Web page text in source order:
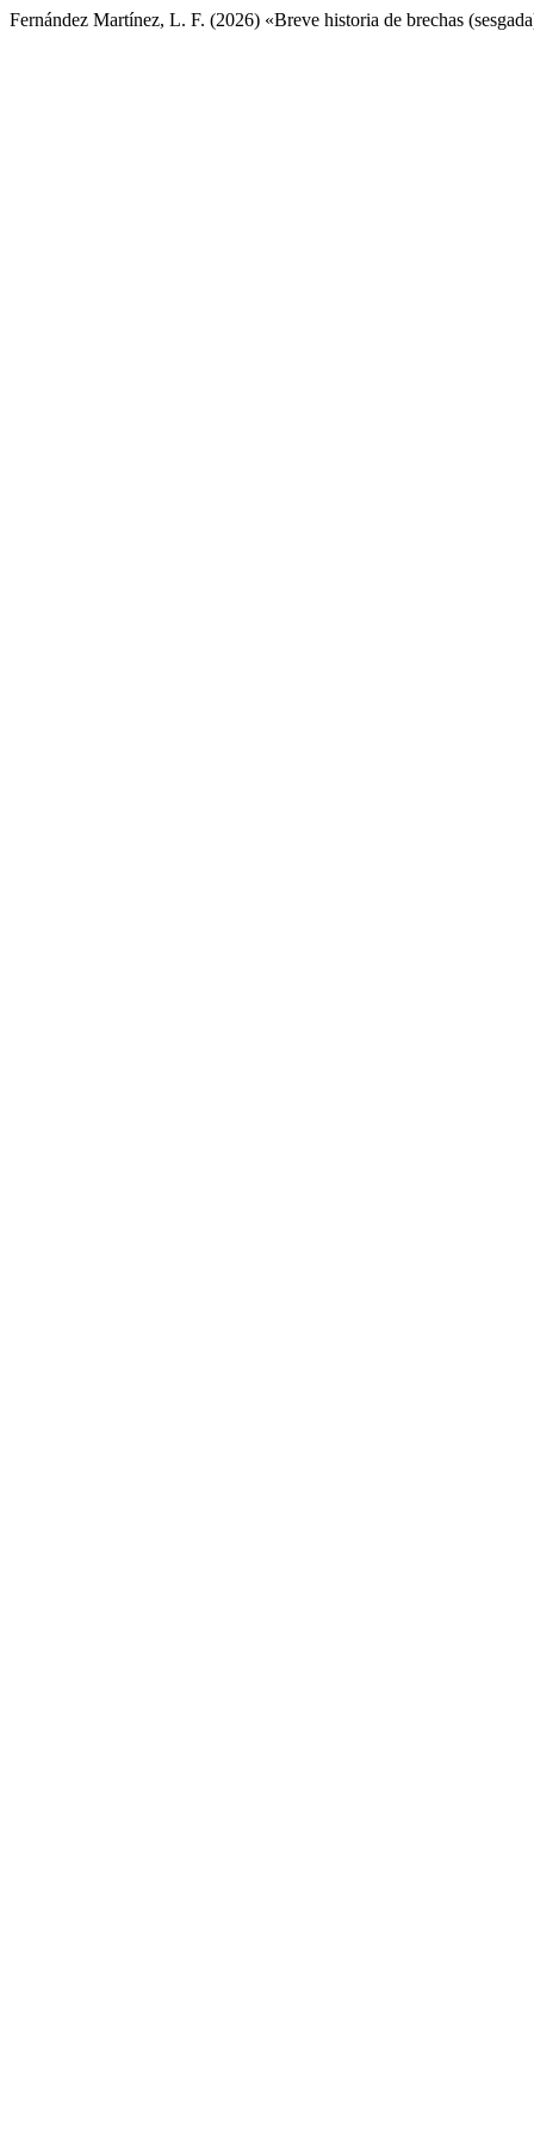
Fernández Martínez, L. F. (2026) «Breve historia de brechas